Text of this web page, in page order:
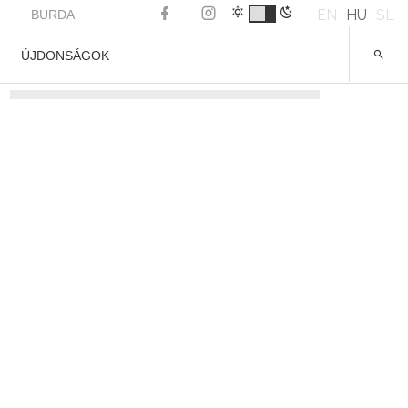
BURDA EN HU SL
ÚJDONSÁGOK